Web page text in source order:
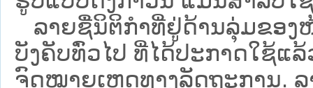
ລາຍຊື່ນິຕິກຳທີ່ຢູ່ດ້ານລຸ່ມຂອງ
ບັງຄັບທົ່ວໄປ ທີ່ໄດ້ປະກາດໃຊ້ແ
ຈົດໝາຍເຫດທາງລັດຖະການ.